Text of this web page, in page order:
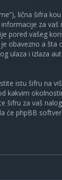
lična šifra
za
pored vašeg
obavezno a šta
ulaza i izlaza
istu šifru na
kakvim
šifru za vaš
će phpBB